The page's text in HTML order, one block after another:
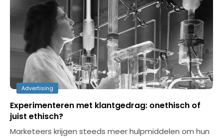
Advertising
Experimenteren met klantgedrag: onethisch of
juist ethisch?
Marketeers krijgen steeds meer hulpmiddelen om hun